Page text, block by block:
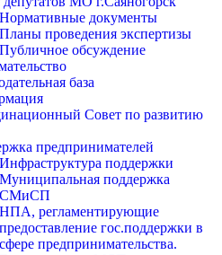
Нормативные документы
Планы проведения экспертизы
Публичное обсуждение
база
Совет по развитию
предпринимателей
Инфраструктура поддержки
Муниципальная поддержка
СМиСП
НПА, регламентирующие
предоставление гос.поддержки в
сфере предпринимательства.